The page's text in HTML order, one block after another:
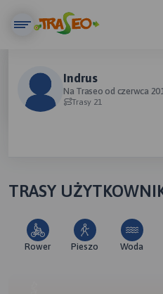
Indrus
Na Traseo od czerwca
Trasy 21
TRASY
Rower Pieszo Woda